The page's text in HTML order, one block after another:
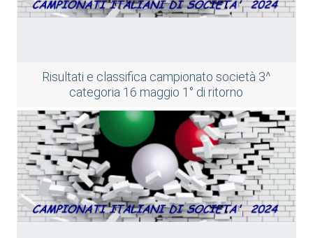
Risultati e classifica campionato società 3^
categoria 16 maggio 1° di ritorno